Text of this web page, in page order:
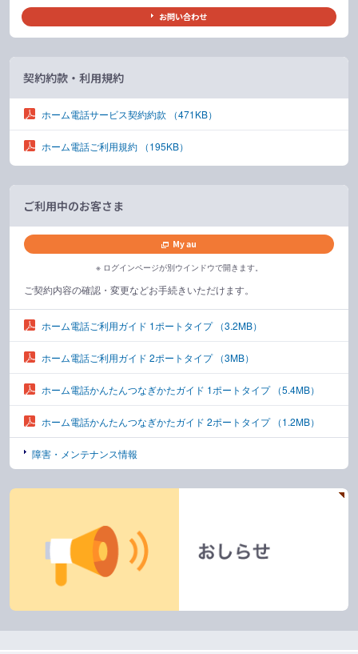
お問い合わせ
契約約款・利用規約
ホーム電話サービス契約約款 （471KB）
ホーム電話ご利用規約 （195KB）
ご利用中のお客さま
My au
※ ログインページが別ウインドウで開きます。
ご契約内容の確認・変更などお手続きいただけます。
ホーム電話ご利用ガイド 1ポートタイプ （3.2MB）
ホーム電話ご利用ガイド 2ポートタイプ （3MB）
ホーム電話かんたんつなぎかたガイド 1ポートタイプ （5.4MB）
ホーム電話かんたんつなぎかたガイド 2ポートタイプ （1.2MB）
障害・メンテナンス情報